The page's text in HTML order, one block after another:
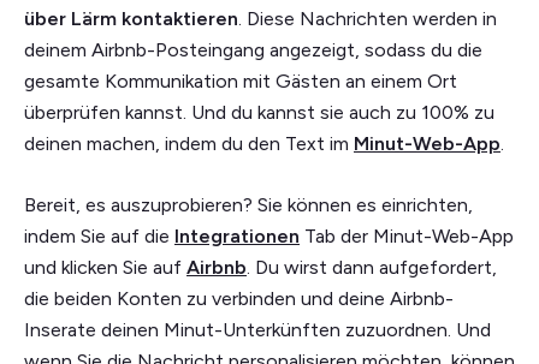
über Lärm kontaktieren. Diese Nachrichten werden in
deinem Airbnb-Posteingang angezeigt, sodass du die
gesamte Kommunikation mit Gästen an einem Ort
überprüfen kannst. Und du kannst sie auch zu 100% zu
deinen machen, indem du den Text im Minut-Web-App.
Bereit, es auszuprobieren? Sie können es einrichten,
indem Sie auf die Integrationen Tab der Minut-Web-App
und klicken Sie auf Airbnb. Du wirst dann aufgefordert,
die beiden Konten zu verbinden und deine Airbnb-
Inserate deinen Minut-Unterkünften zuzuordnen. Und